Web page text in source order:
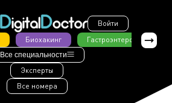
Войти
Биохакинг Гастроэнтерология
Все специальности
Эксперты
Все номера